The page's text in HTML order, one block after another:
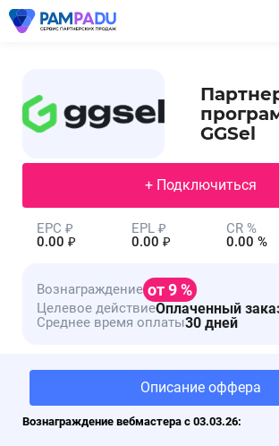
GGSel
+ Подключиться
EPC ₽
0.00 ₽
EPL ₽
0.00 ₽
CR %
0.00 %
Вознаграждение от 9 %
Целевое действиеОплаченный
Среднее время оплаты30 дней
Описание оффера
Вознаграждение вебмастера с 03.03.26: